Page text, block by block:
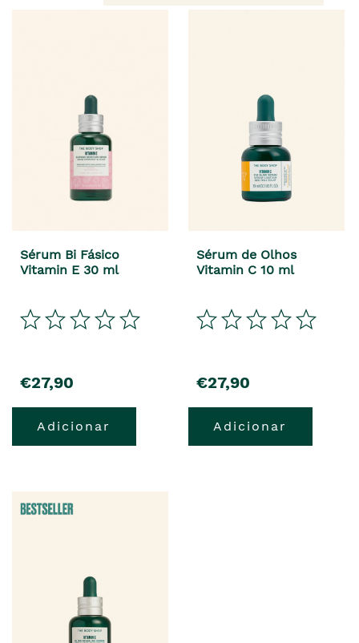
Sérum Bi Fásico
Vitamin E 30 ml
€27,90
Adicionar
Sérum de Olhos
Vitamin C 10 ml
€27,90
Adicionar